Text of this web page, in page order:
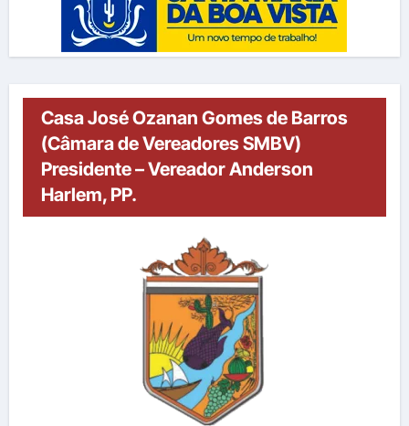
Casa José Ozanan Gomes de Barros
(Câmara de Vereadores SMBV)
Presidente – Vereador Anderson
Harlem, PP.